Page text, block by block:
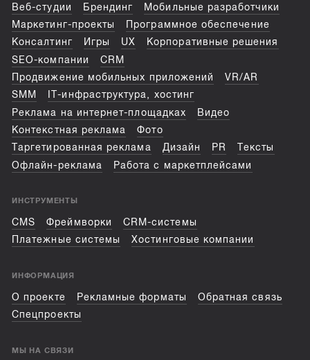
Веб-студии Брендинг
Мобильные разработчики
Маркетинг-проекты
Программное обеспечение
Консалтинг
Игры UX
Корпоративные решения
SEO-компании
CRM
Продвижение мобильных приложений
VR/AR
SMM
IT-инфраструктура, хостинг
Реклама на интернет-площадках
Видео
Контекстная реклама
Фото
Таргетированная реклама
Дизайн PR
Тексты
Офлайн-реклама
Работа с маркетплейсами
ИНСТРУМЕНТЫ
CMS Фреймворки
CRM-системы
Платежные системы
Хостинговые компании
ИНФОРМАЦИЯ
О проекте Рекламные форматы
Обратная связь
Спецпроекты
МЫ НА СВЯЗИ